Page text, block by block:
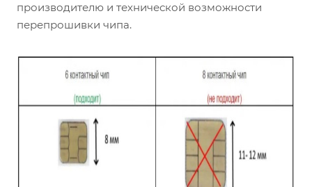
производителю и технической возможности
перепрошивки чипа.